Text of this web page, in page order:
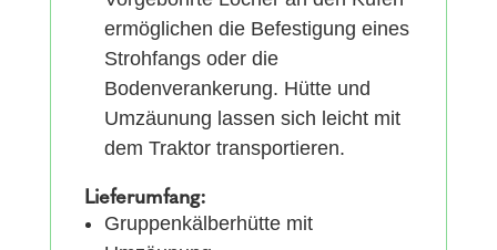
ermöglichen die Befestigung eines
Strohfangs oder die
Bodenverankerung. Hütte und
Umzäunung lassen sich leicht mit
dem Traktor transportieren.
Lieferumfang:
Gruppenkälberhütte mit